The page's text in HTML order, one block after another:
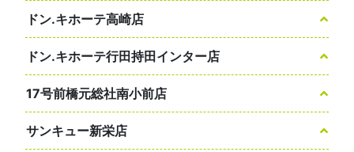
ドン.キホーテ高崎店
ドン.キホーテ行田持田インター店
17号前橋元総社南小前店
サンキュー新栄店